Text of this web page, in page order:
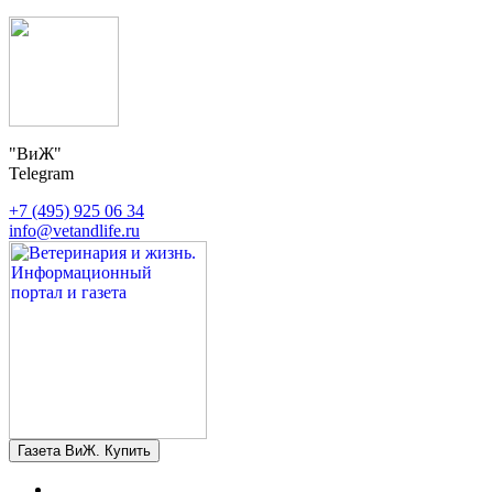
"ВиЖ"
Telegram
+7 (495) 925 06 34
info@vetandlife.ru
Газета ВиЖ. Купить